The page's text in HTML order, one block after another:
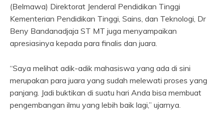
(Belmawa) Direktorat Jenderal Pendidikan Tinggi
Kementerian Pendidikan Tinggi, Sains, dan Teknologi, Dr
Beny Bandanadjaja ST MT juga menyampaikan
apresiasinya kepada para finalis dan juara.
“Saya melihat adik-adik mahasiswa yang ada di sini
merupakan para juara yang sudah melewati proses yang
panjang. Jadi buktikan di suatu hari Anda bisa membuat
pengembangan ilmu yang lebih baik lagi,” ujarnya.